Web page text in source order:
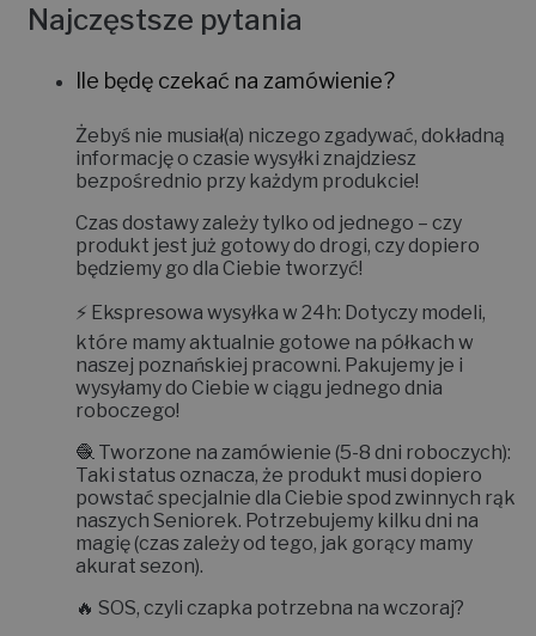
Najczęstsze pytania
Ile będę czekać na zamówienie?
Żebyś nie musiał(a) niczego zgadywać, dokładną
informację o czasie wysyłki znajdziesz
bezpośrednio przy każdym produkcie!
Czas dostawy zależy tylko od jednego – czy
produkt jest już gotowy do drogi, czy dopiero
będziemy go dla Ciebie tworzyć!
⚡ Ekspresowa wysyłka w 24h: Dotyczy modeli,
które mamy aktualnie gotowe na półkach w
naszej poznańskiej pracowni. Pakujemy je i
wysyłamy do Ciebie w ciągu jednego dnia
roboczego!
🧶 Tworzone na zamówienie (5-8 dni roboczych):
Taki status oznacza, że produkt musi dopiero
powstać specjalnie dla Ciebie spod zwinnych rąk
naszych Seniorek. Potrzebujemy kilku dni na
magię (czas zależy od tego, jak gorący mamy
akurat sezon).
🔥 SOS, czyli czapka potrzebna na wczoraj?